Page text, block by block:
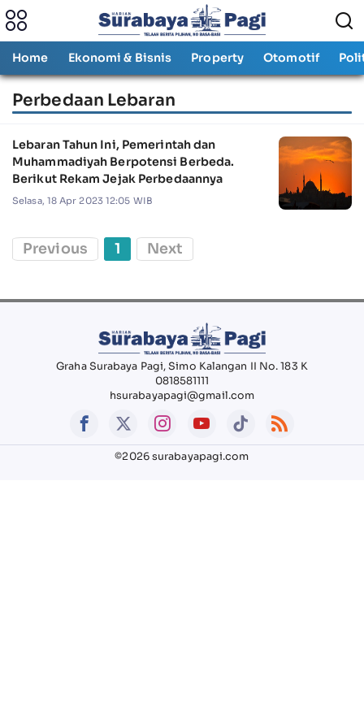
Home Ekonomi & Bisnis Property Otomotif
Perbedaan Lebaran
Lebaran Tahun Ini, Pemerintah dan
Muhammadiyah Berpotensi Berbeda.
Berikut Rekam Jejak Perbedaannya
Selasa, 18 Apr 2023 12:05 WIB
Previous 1 Next
Graha Surabaya Pagi, Simo Kalangan II No. 183 K
0818581111
hsurabayapagi@gmail.com
©2026 surabayapagi.com